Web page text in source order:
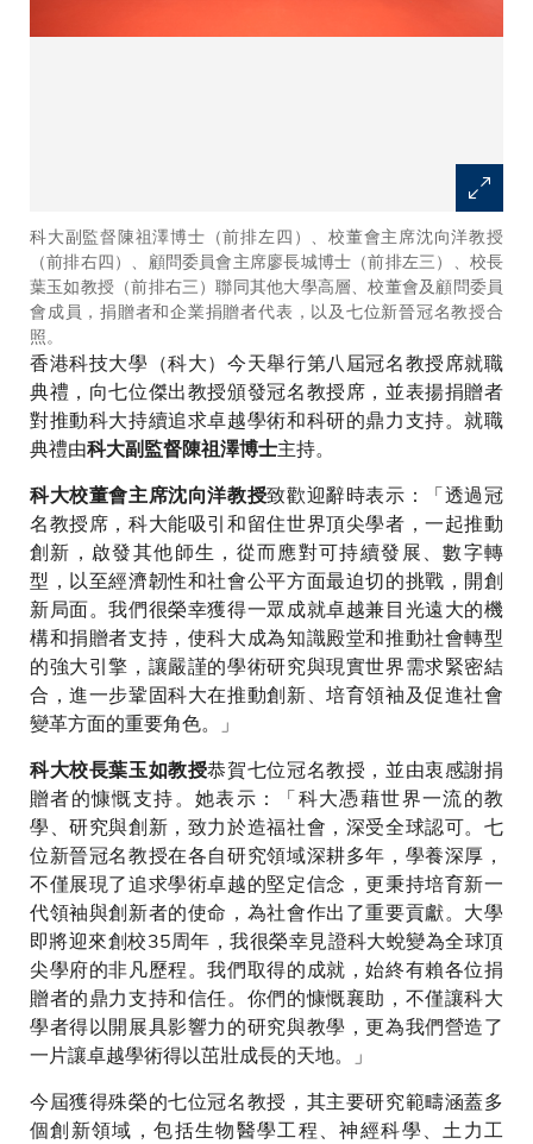
科大副監督陳祖澤博士（前排左四）、校董會主席沈向洋教授
（前排右四）、顧問委員會主席廖長城博士（前排左三）、校長
葉玉如教授（前排右三）聯同其他大學高層、校董會及顧問委員
會成員，捐贈者和企業捐贈者代表，以及七位新晉冠名教授合
照。
香港科技大學（科大）今天舉行第八屆冠名教授席就職
典禮，向七位傑出教授頒發冠名教授席，並表揚捐贈者
對推動科大持續追求卓越學術和科研的鼎力支持。就職
典禮由科大副監督陳祖澤博士主持。
科大校董會主席沈向洋教授致歡迎辭時表示：「透過冠
名教授席，科大能吸引和留住世界頂尖學者，一起推動
創新，啟發其他師生，從而應對可持續發展、數字轉
型，以至經濟韌性和社會公平方面最迫切的挑戰，開創
新局面。我們很榮幸獲得一眾成就卓越兼目光遠大的機
構和捐贈者支持，使科大成為知識殿堂和推動社會轉型
的強大引擎，讓嚴謹的學術研究與現實世界需求緊密結
合，進一步鞏固科大在推動創新、培育領袖及促進社會
變革方面的重要角色。」
科大校長葉玉如教授恭賀七位冠名教授，並由衷感謝捐
贈者的慷慨支持。她表示：「科大憑藉世界一流的教
學、研究與創新，致力於造福社會，深受全球認可。七
位新晉冠名教授在各自研究領域深耕多年，學養深厚，
不僅展現了追求學術卓越的堅定信念，更秉持培育新一
代領袖與創新者的使命，為社會作出了重要貢獻。大學
即將迎來創校35周年，我很榮幸見證科大蛻變為全球頂
尖學府的非凡歷程。我們取得的成就，始終有賴各位捐
贈者的鼎力支持和信任。你們的慷慨襄助，不僅讓科大
學者得以開展具影響力的研究與教學，更為我們營造了
一片讓卓越學術得以茁壯成長的天地。」
今屆獲得殊榮的七位冠名教授，其主要研究範疇涵蓋多
個創新領域，包括生物醫學工程、神經科學、土力工